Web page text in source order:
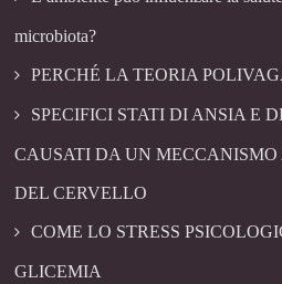
microbiota?
PERCHÉ LA TEORIA
SPECIFICI STATI DI ANSIA E
CAUSATI DA UN
DEL CERVELLO
COME LO STRESS
GLICEMIA